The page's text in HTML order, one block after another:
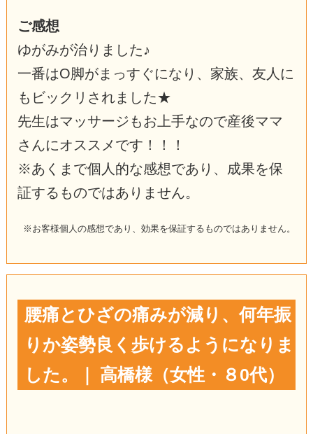
ご感想
ゆがみが治りました♪
一番はO脚がまっすぐになり、家族、友人に
もビックリされました★
先生はマッサージもお上手なので産後ママ
さんにオススメです！！！
※あくまで個人的な感想であり、成果を保
証するものではありません。
※お客様個人の感想であり、効果を保証するものではありません。
腰痛とひざの痛みが減り、何年振
りか姿勢良く歩けるようになりま
した。｜ 高橋様（女性・８0代）